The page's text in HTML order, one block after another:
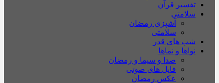
تفسیر قرآن
سلامتی
آشپزی رمضان
سلامتی
شب های قدر
نواها و نماها
صدا و سیما و رمضان
فایل های صوتی
عکس رمضان